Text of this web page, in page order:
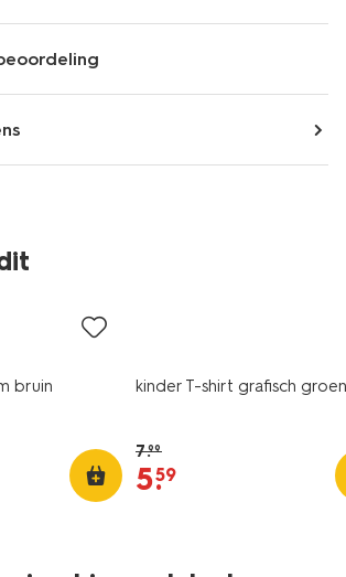
bruin kinder T-shirt grafisch
7.99
5.
59